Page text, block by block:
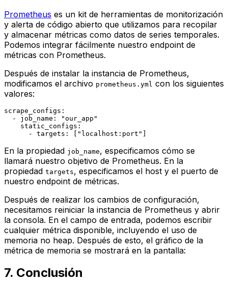
Prometheus es un kit de herramientas de monitorización
y alerta de código abierto que utilizamos para recopilar
y almacenar métricas como datos de series temporales.
Podemos integrar fácilmente nuestro endpoint de
métricas con Prometheus.
Después de instalar la instancia de Prometheus,
modificamos el archivo prometheus.yml con los siguientes
valores:
scrape_configs:
-
job_name:
"our_app"
static_configs:
-
targets: [ "localhost:port"
En la propiedad job_name, especificamos cómo se
llamará nuestro objetivo de Prometheus. En la
propiedad targets, especificamos el host y el puerto de
nuestro endpoint de métricas.
Después de realizar los cambios de configuración,
necesitamos reiniciar la instancia de Prometheus y abrir
la consola. En el campo de entrada, podemos escribir
cualquier métrica disponible, incluyendo el uso de
memoria no heap. Después de esto, el gráfico de la
métrica de memoria se mostrará en la pantalla:
7. Conclusión